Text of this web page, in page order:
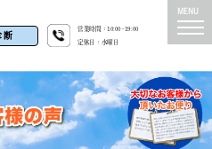
断
営業時間：10:00~19:00
定休日：水曜日